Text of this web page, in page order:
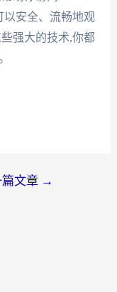
以安全、流畅地观
强大的技术,你都
文章 →